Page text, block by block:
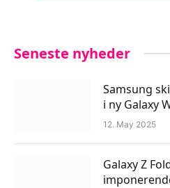
Seneste nyheder
Samsung
i ny Galaxy
12. May 2025
Galaxy Z